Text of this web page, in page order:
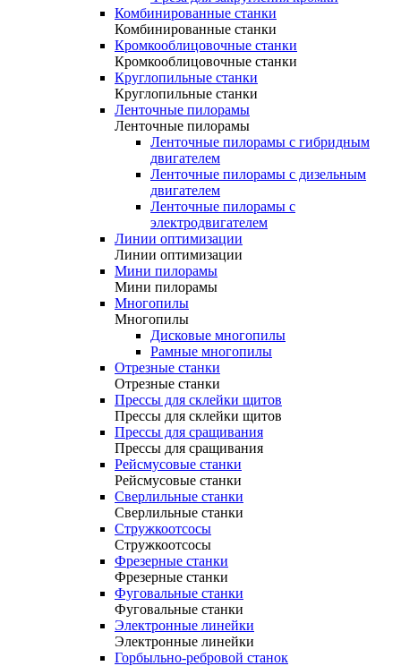
Комбинированные станки
Комбинированные станки
Кромкооблицовочные станки
Кромкооблицовочные станки
Круглопильные станки
Круглопильные станки
Ленточные пилорамы
Ленточные пилорамы
Ленточные пилорамы с гибридным
двигателем
Ленточные пилорамы с дизельным
двигателем
Ленточные пилорамы с
электродвигателем
Линии оптимизации
Линии оптимизации
Мини пилорамы
Мини пилорамы
Многопилы
Многопилы
Дисковые многопилы
Рамные многопилы
Отрезные станки
Отрезные станки
Прессы для склейки щитов
Прессы для склейки щитов
Прессы для сращивания
Прессы для сращивания
Рейсмусовые станки
Рейсмусовые станки
Сверлильные станки
Сверлильные станки
Стружкоотсосы
Стружкоотсосы
Фрезерные станки
Фрезерные станки
Фуговальные станки
Фуговальные станки
Электронные линейки
Электронные линейки
Горбыльно-ребровой станок